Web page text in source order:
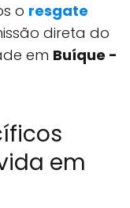
o resgate
direta do
em Buíque -
em